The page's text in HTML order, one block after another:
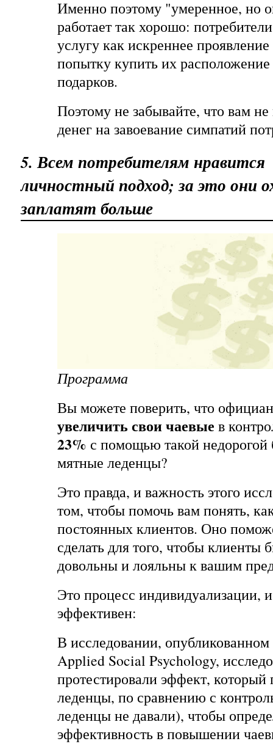
Именно поэтому "умеренное, но
работает так хорошо:
услугу как искреннее
попытку купить их
подарков.
Поэтому не забывайте, что вам не
денег на завоевание симпатий
5. Всем потребителям нравится
личностный подход; за это они
заплатят больше
Программа
Вы можете поверить, что
увеличить свои чаевые в
23% с помощью такой недорогой
мятные леденцы?
Это правда, и важность этого
том, чтобы помочь вам понять,
постоянных клиентов. Оно
сделать для того, чтобы клиенты
довольны и лояльны к вашим
Это процесс индивидуализации,
эффективен:
В исследовании,
Applied Social Psychology,
протестировали эффект,
леденцы, по сравнению с
леденцы не давали), чтобы
эффективность в повышении